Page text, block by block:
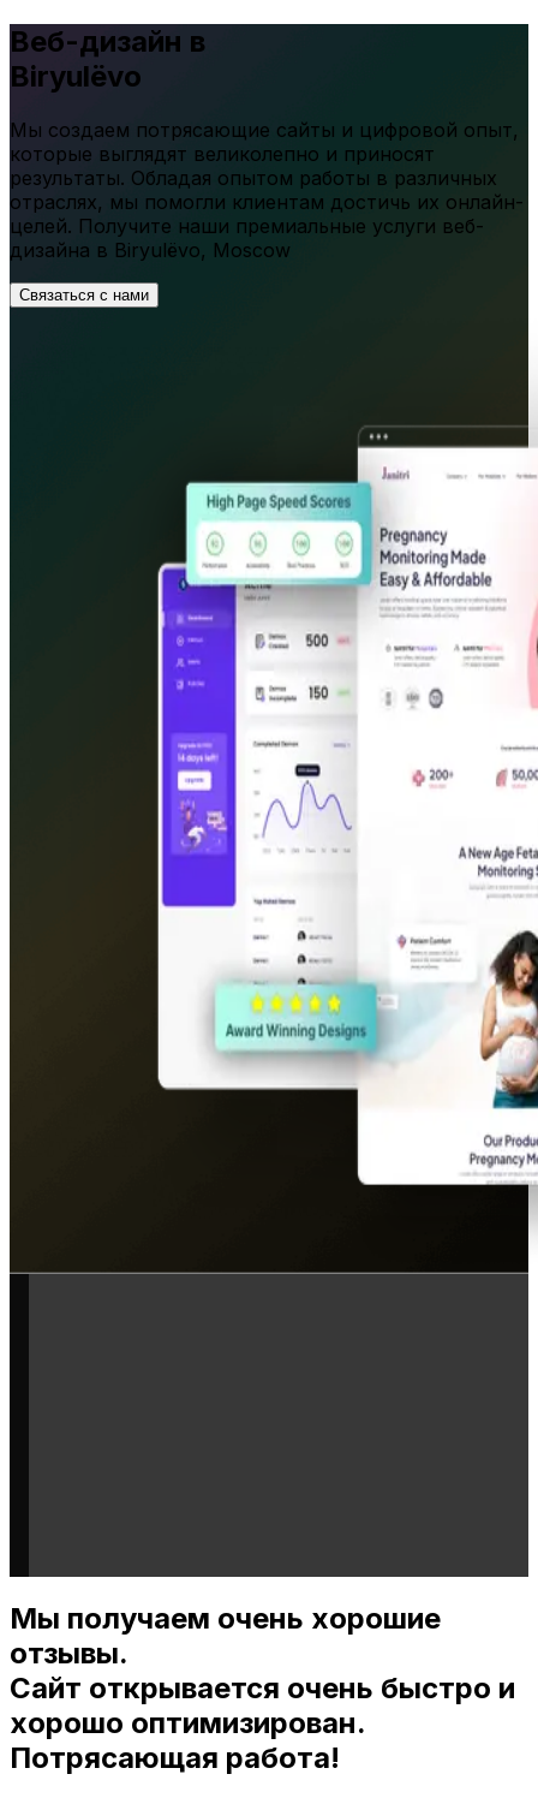
Веб-дизайн в
Biryulëvo
Мы создаем потрясающие сайты и цифровой опыт,
которые выглядят великолепно и приносят
результаты. Обладая опытом работы в различных
отраслях, мы помогли клиентам достичь их онлайн-
целей. Получите наши премиальные услуги веб-
дизайна в Biryulëvo, Moscow
Связаться с нами
Мы получаем очень хорошие
отзывы.
Сайт открывается очень быстро и
хорошо оптимизирован.
Потрясающая работа!